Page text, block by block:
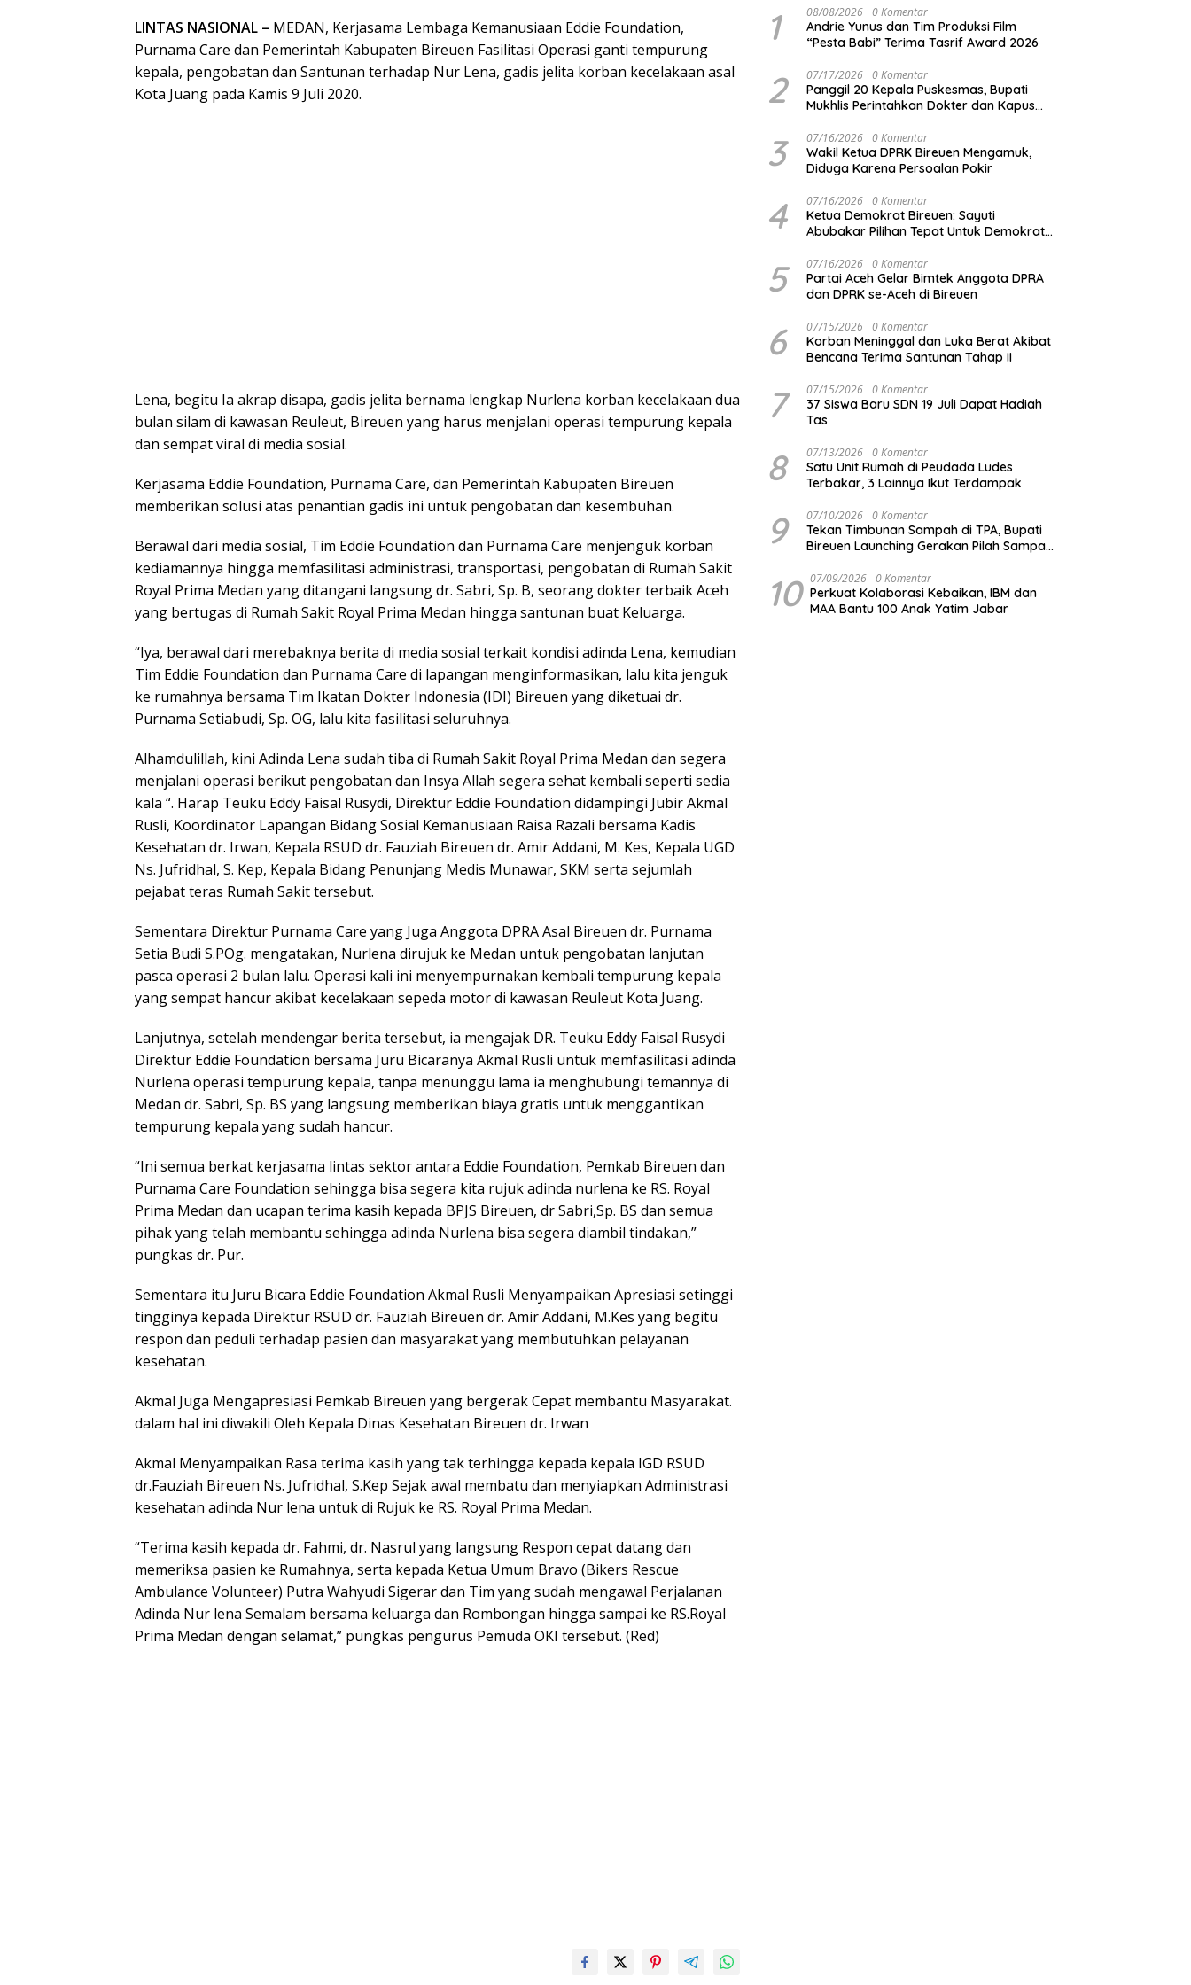
LINTAS NASIONAL – MEDAN, Kerjasama Lembaga Kemanusiaan Eddie Foundation,
Purnama Care dan Pemerintah Kabupaten Bireuen Fasilitasi Operasi ganti tempurung
kepala, pengobatan dan Santunan terhadap Nur Lena, gadis jelita korban kecelakaan asal
Kota Juang pada Kamis 9 Juli 2020.
Lena, begitu Ia akrap disapa, gadis jelita bernama lengkap Nurlena korban kecelakaan dua
bulan silam di kawasan Reuleut, Bireuen yang harus menjalani operasi tempurung kepala
dan sempat viral di media sosial.
Kerjasama Eddie Foundation, Purnama Care, dan Pemerintah Kabupaten Bireuen
memberikan solusi atas penantian gadis ini untuk pengobatan dan kesembuhan.
Berawal dari media sosial, Tim Eddie Foundation dan Purnama Care menjenguk korban
kediamannya hingga memfasilitasi administrasi, transportasi, pengobatan di Rumah Sakit
Royal Prima Medan yang ditangani langsung dr. Sabri, Sp. B, seorang dokter terbaik Aceh
yang bertugas di Rumah Sakit Royal Prima Medan hingga santunan buat Keluarga.
“Iya, berawal dari merebaknya berita di media sosial terkait kondisi adinda Lena, kemudian
Tim Eddie Foundation dan Purnama Care di lapangan menginformasikan, lalu kita jenguk
ke rumahnya bersama Tim Ikatan Dokter Indonesia (IDI) Bireuen yang diketuai dr.
Purnama Setiabudi, Sp. OG, lalu kita fasilitasi seluruhnya.
Alhamdulillah, kini Adinda Lena sudah tiba di Rumah Sakit Royal Prima Medan dan segera
menjalani operasi berikut pengobatan dan Insya Allah segera sehat kembali seperti sedia
kala “. Harap Teuku Eddy Faisal Rusydi, Direktur Eddie Foundation didampingi Jubir Akmal
Rusli, Koordinator Lapangan Bidang Sosial Kemanusiaan Raisa Razali bersama Kadis
Kesehatan dr. Irwan, Kepala RSUD dr. Fauziah Bireuen dr. Amir Addani, M. Kes, Kepala UGD
Ns. Jufridhal, S. Kep, Kepala Bidang Penunjang Medis Munawar, SKM serta sejumlah
pejabat teras Rumah Sakit tersebut.
Sementara Direktur Purnama Care yang Juga Anggota DPRA Asal Bireuen dr. Purnama
Setia Budi S.POg. mengatakan, Nurlena dirujuk ke Medan untuk pengobatan lanjutan
pasca operasi 2 bulan lalu. Operasi kali ini menyempurnakan kembali tempurung kepala
yang sempat hancur akibat kecelakaan sepeda motor di kawasan Reuleut Kota Juang.
Lanjutnya, setelah mendengar berita tersebut, ia mengajak DR. Teuku Eddy Faisal Rusydi
Direktur Eddie Foundation bersama Juru Bicaranya Akmal Rusli untuk memfasilitasi adinda
Nurlena operasi tempurung kepala, tanpa menunggu lama ia menghubungi temannya di
Medan dr. Sabri, Sp. BS yang langsung memberikan biaya gratis untuk menggantikan
tempurung kepala yang sudah hancur.
“Ini semua berkat kerjasama lintas sektor antara Eddie Foundation, Pemkab Bireuen dan
Purnama Care Foundation sehingga bisa segera kita rujuk adinda nurlena ke RS. Royal
Prima Medan dan ucapan terima kasih kepada BPJS Bireuen, dr Sabri,Sp. BS dan semua
pihak yang telah membantu sehingga adinda Nurlena bisa segera diambil tindakan,”
pungkas dr. Pur.
Sementara itu Juru Bicara Eddie Foundation Akmal Rusli Menyampaikan Apresiasi setinggi
tingginya kepada Direktur RSUD dr. Fauziah Bireuen dr. Amir Addani, M.Kes yang begitu
respon dan peduli terhadap pasien dan masyarakat yang membutuhkan pelayanan
kesehatan.
Akmal Juga Mengapresiasi Pemkab Bireuen yang bergerak Cepat membantu Masyarakat.
dalam hal ini diwakili Oleh Kepala Dinas Kesehatan Bireuen dr. Irwan
Akmal Menyampaikan Rasa terima kasih yang tak terhingga kepada kepala IGD RSUD
dr.Fauziah Bireuen Ns. Jufridhal, S.Kep Sejak awal membatu dan menyiapkan Administrasi
kesehatan adinda Nur lena untuk di Rujuk ke RS. Royal Prima Medan.
“Terima kasih kepada dr. Fahmi, dr. Nasrul yang langsung Respon cepat datang dan
memeriksa pasien ke Rumahnya, serta kepada Ketua Umum Bravo (Bikers Rescue
Ambulance Volunteer) Putra Wahyudi Sigerar dan Tim yang sudah mengawal Perjalanan
Adinda Nur lena Semalam bersama keluarga dan Rombongan hingga sampai ke RS.Royal
Prima Medan dengan selamat,” pungkas pengurus Pemuda OKI tersebut. (Red)
1 08/08/2026 0 Komentar
Andrie Yunus dan Tim Produksi Film
“Pesta Babi” Terima Tasrif Award 2026
2 07/17/2026 0 Komentar
Panggil 20 Kepala Puskesmas, Bupati
Mukhlis Perintahkan Dokter dan Kapus
3 07/16/2026 0 Komentar
Wakil Ketua DPRK Bireuen Mengamuk,
Diduga Karena Persoalan Pokir
4 07/16/2026 0 Komentar
Ketua Demokrat Bireuen: Sayuti
Abubakar Pilihan Tepat Untuk Demokrat
5 07/16/2026 0 Komentar
Partai Aceh Gelar Bimtek Anggota DPRA
dan DPRK se-Aceh di Bireuen
6 07/15/2026 0 Komentar
Korban Meninggal dan Luka Berat Akibat
Bencana Terima Santunan Tahap II
7 07/15/2026 0 Komentar
37 Siswa Baru SDN 19 Juli Dapat Hadiah
Tas
8 07/13/2026 0 Komentar
Satu Unit Rumah di Peudada Ludes
Terbakar, 3 Lainnya Ikut Terdampak
9 07/10/2026 0 Komentar
Tekan Timbunan Sampah di TPA, Bupati
Bireuen Launching Gerakan Pilah Sampah
10 07/09/2026 0 Komentar
Perkuat Kolaborasi Kebaikan, IBM dan
MAA Bantu 100 Anak Yatim Jabar